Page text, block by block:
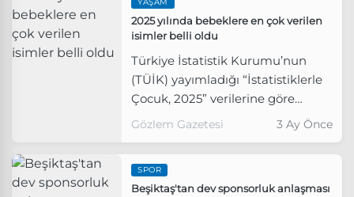
2025 yılında bebeklere en çok verilen
isimler belli oldu
Türkiye İstatistik Kurumu’nun
(TÜİK) yayımladığı “İstatistiklerle
Çocuk, 2025” verilerine göre
Türkiye nüfusunun yüzde 24,8’ini
Gözlem Gazetesi 3 Ay Önce
SPOR
Beşiktaş'tan dev sponsorluk anlaşması